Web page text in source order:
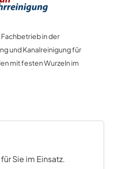
Fachbetrieb in der
und Kanalreinigung für
mit festen Wurzeln im
Sie im Einsatz.